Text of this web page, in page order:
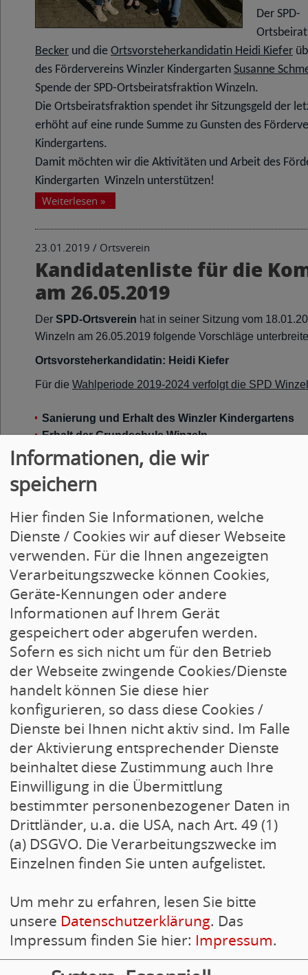
Der SPD-
Becker und die Ortsvorsteherkandidatin Heidi Kiefer
des Fördervereins Winzler Kindergarten Susanne
Spende der SPD-Ortsbeiratsfraktion Winzeln.
Die Ortsbeiratsfraktion spendet ihr Sitzungsgeld der
erhöht auf eine runde Summe zu Gunsten des
Kindergartens.
Damit möchten wir die Aktivitäten und Arbeit des
Kindergarten Winzeln unterstützen!
Weiterlesen »
23.01.2019 / Ortsverein
Kandidatenliste für die
am 26.05.2019
Der SPD-Ortsverein hat in seiner Sitzung vom
Winzeln am 26.05.2019 folgende Vorschläge
Ortsvorsteherkandidatin: Heidi Kiefer
Für die Wahlperiode 2019-2024 verfolgt die SPD
Sanierung und Erhalt des Winzler Kindergartens
Erhalt der Grundschule Winzeln
Verkehrsberuhigung im Ort beginnend mit der
Erhalt der örtlichen Infrastruktur u.a.
Lebensmittelmarkt,
Ausweisung von möglichen Baugebieten für
Fortführung Straßenausbauprogramm in Winzeln
SPD-Liste für den Ortsbeirat:
Weiterlesen»
[01.07.2017]
Es tut sich was im Winzler
[31.05.2016]
Neuwahlen des SPD-
[22.02.2016]
Neue Ausgabe Infoblatt
[08.12.2014]
Geplante Schließung
Ergebnis der Kommunalwahl
RSS-Nachrichtenticker, Adresse und Infos.
Informationen, die wir
speichern
Hier finden Sie Informationen, welche
Dienste / Cookies wir auf dieser Webseite
verwenden. Für die Ihnen angezeigten
Verarbeitungszwecke können Cookies,
Geräte-Kennungen oder andere
Informationen auf Ihrem Gerät
gespeichert oder abgerufen werden.
Sofern es sich nicht um für den Betrieb
der Webseite zwingende Cookies/Dienste
handelt können Sie diese hier
konfigurieren, so dass diese Cookies /
Dienste bei Ihnen nicht aktiv sind. Im Falle
der Aktivierung entsprechender Dienste
beinhaltet diese Zustimmung auch Ihre
Einwilligung in die Übermittlung
bestimmter personenbezogener Daten in
Drittländer, u.a. die USA, nach Art. 49 (1)
(a) DSGVO. Die Verarbeitungszwecke im
Einzelnen finden Sie unten aufgelistet.
Um mehr zu erfahren, lesen Sie bitte
unsere Datenschutzerklärung. Das
Impressum finden Sie hier: Impressum.